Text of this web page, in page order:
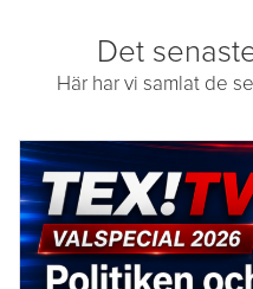
Det
Här har vi samlat de